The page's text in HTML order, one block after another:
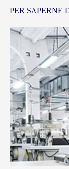
PER SAPERNE